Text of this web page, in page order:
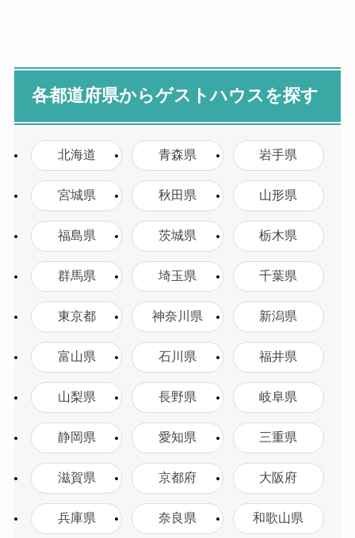
各都道府県からゲストハウスを探す
北海道 青森県 岩手県
宮城県 秋田県 山形県
福島県 茨城県 栃木県
群馬県 埼玉県 千葉県
東京都 神奈川県 新潟県
富山県 石川県 福井県
山梨県 長野県 岐阜県
静岡県 愛知県 三重県
滋賀県 京都府 大阪府
兵庫県 奈良県 和歌山県